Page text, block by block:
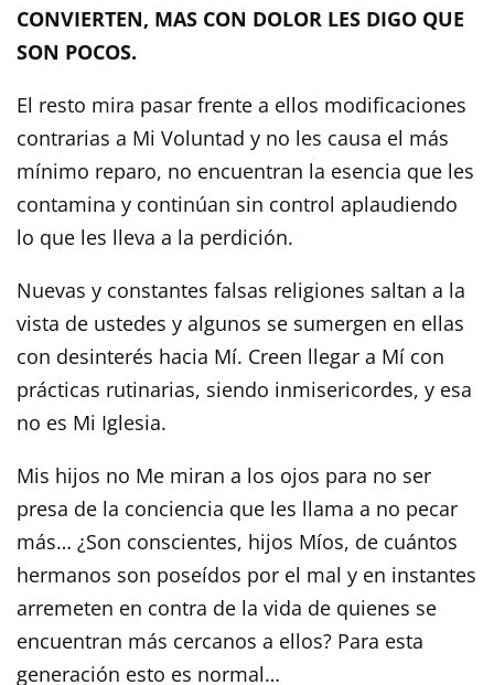
CONVIERTEN, MAS CON DOLOR LES DIGO QUE
SON POCOS.
El resto mira pasar frente a ellos modificaciones
contrarias a Mi Voluntad y no les causa el más
mínimo reparo, no encuentran la esencia que les
contamina y continúan sin control aplaudiendo
lo que les lleva a la perdición.
Nuevas y constantes falsas religiones saltan a la
vista de ustedes y algunos se sumergen en ellas
con desinterés hacia Mí. Creen llegar a Mí con
prácticas rutinarias, siendo inmisericordes, y esa
no es Mi Iglesia.
Mis hijos no Me miran a los ojos para no ser
presa de la conciencia que les llama a no pecar
más… ¿Son conscientes, hijos Míos, de cuántos
hermanos son poseídos por el mal y en instantes
arremeten en contra de la vida de quienes se
encuentran más cercanos a ellos? Para esta
generación esto es normal…